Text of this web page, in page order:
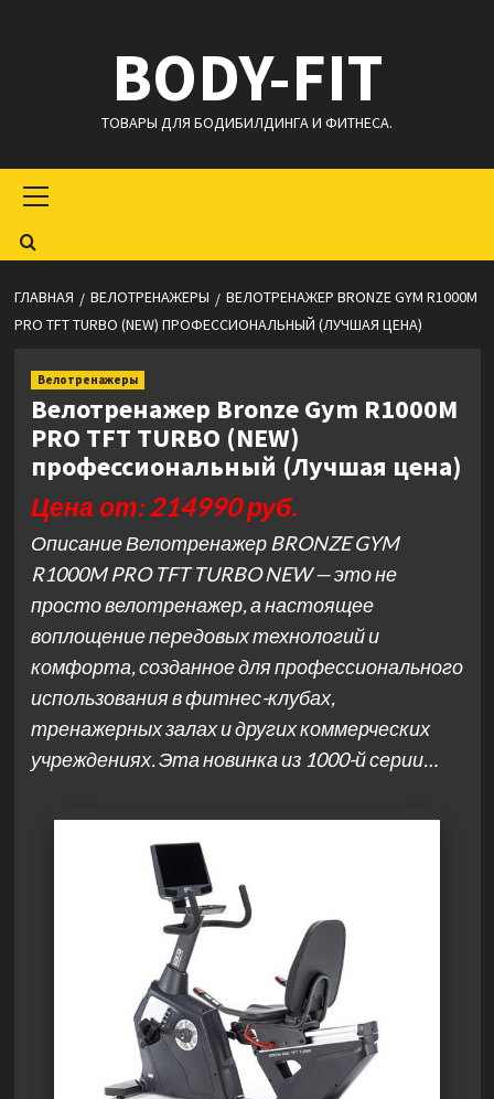
BODY-FIT
ТОВАРЫ ДЛЯ БОДИБИЛДИНГА И ФИТНЕСА.
меню
ГЛАВНАЯ ВЕЛОТРЕНАЖЕРЫ
ВЕЛОТРЕНАЖЕР BRONZE GYM R1000M
PRO TFT TURBO (NEW) ПРОФЕССИОНАЛЬНЫЙ (ЛУЧШАЯ ЦЕНА)
Велотренажеры
Велотренажер Bronze Gym R1000M
PRO TFT TURBO (NEW)
профессиональный (Лучшая цена)
Цена от: 214990 руб.
Описание Велотренажер BRONZE GYM
R1000M PRO TFT TURBO NEW — это не
просто велотренажер, а настоящее
воплощение передовых технологий и
комфорта, созданное для профессионального
использования в фитнес-клубах,
тренажерных залах и других коммерческих
учреждениях. Эта новинка из 1000-й серии…